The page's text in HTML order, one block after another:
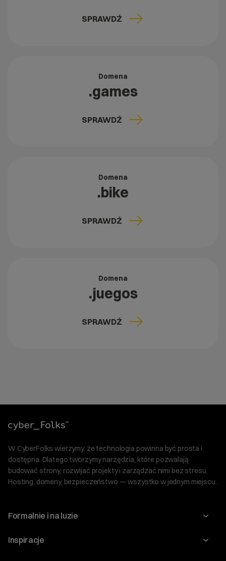
SPRAWDŹ
Domena
.games
SPRAWDŹ
Domena
.bike
SPRAWDŹ
Domena
.juegos
SPRAWDŹ
W CyberFolks wierzymy, że technologia powinna być prosta i
dostępna. Dlatego tworzymy narzędzia, które pozwalają
budować strony, rozwijać projekty i zarządzać nimi bez stresu.
Hosting, domeny, bezpieczeństwo — wszystko w jednym miejscu.
Formalnie i na luzie
O nas
Inspiracje